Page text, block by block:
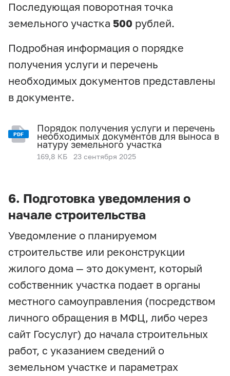
Последующая поворотная точка
земельного участка 500 рублей.
Подробная информация о порядке
получения услуги и перечень
необходимых документов представлены
в документе.
PDF
Порядок получения услуги и перечень
необходимых документов для выноса в
натуру земельного участка
169,8 КБ 23 сентября 2025
6. Подготовка уведомления о
начале строительства
Уведомление о планируемом
строительстве или реконструкции
жилого дома — это документ, который
собственник участка подает в органы
местного самоуправления (посредством
личного обращения в МФЦ, либо через
сайт Госуслуг) до начала строительных
работ, с указанием сведений о
земельном участке и параметрах